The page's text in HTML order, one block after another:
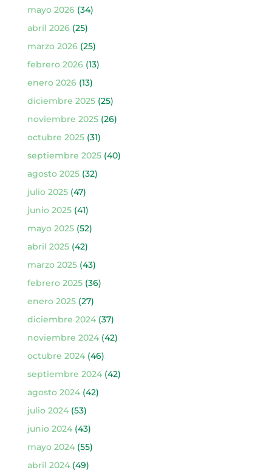
mayo 2026(34)
abril 2026(25)
marzo 2026(25)
febrero 2026(13)
enero 2026(13)
diciembre 2025(25)
noviembre 2025(26)
octubre 2025(31)
septiembre 2025(40)
agosto 2025(32)
julio 2025(47)
junio 2025(41)
mayo 2025(52)
abril 2025(42)
marzo 2025(43)
febrero 2025(36)
enero 2025(27)
diciembre 2024(37)
noviembre 2024(42)
octubre 2024(46)
septiembre 2024(42)
agosto 2024(42)
julio 2024(53)
junio 2024(43)
mayo 2024(55)
abril 2024(49)